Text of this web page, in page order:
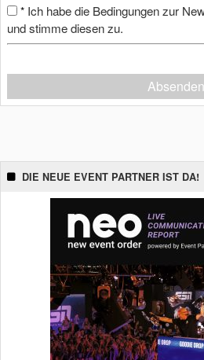
* Ich habe die Bedingungen zur
und stimme diesen zu.
Absenden
DIE NEUE EVENT PARTNER IST DA!